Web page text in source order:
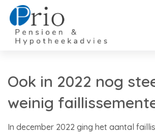
Ook in 2022 nog
weinig
In december 2022 ging het aantal